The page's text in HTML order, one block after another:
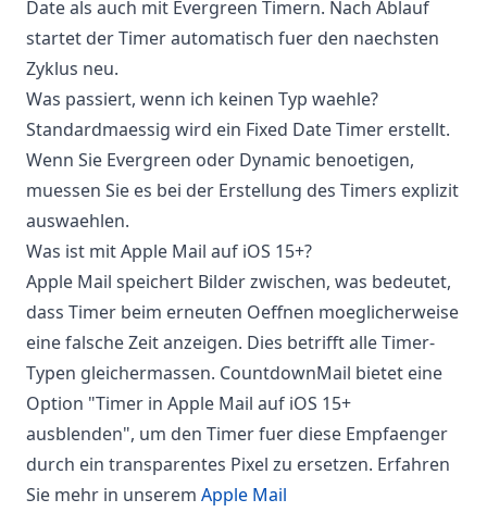
Date als auch mit Evergreen Timern. Nach Ablauf
startet der Timer automatisch fuer den naechsten
Zyklus neu.
Was passiert, wenn ich keinen Typ waehle?
Standardmaessig wird ein Fixed Date Timer erstellt.
Wenn Sie Evergreen oder Dynamic benoetigen,
muessen Sie es bei der Erstellung des Timers explizit
auswaehlen.
Was ist mit Apple Mail auf iOS 15+?
Apple Mail speichert Bilder zwischen, was bedeutet,
dass Timer beim erneuten Oeffnen moeglicherweise
eine falsche Zeit anzeigen. Dies betrifft alle Timer-
Typen gleichermassen. CountdownMail bietet eine
Option "Timer in Apple Mail auf iOS 15+
ausblenden", um den Timer fuer diese Empfaenger
durch ein transparentes Pixel zu ersetzen. Erfahren
Sie mehr in unserem Apple Mail